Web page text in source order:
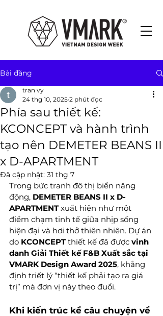
Bài đăng
Phía sau thiết kế:
KCONCEPT và hành trình
tạo nên DEMETER BEANS II
x D-APARTMENT
tran vy
24 thg 10, 2025 2 phút đọc
Đã cập nhật: 31 thg 7
Trong bức tranh đô thị biển năng
động, DEMETER BEANS II x D-
APARTMENT xuất hiện như một
điểm chạm tinh tế giữa nhịp sống
hiện đại và hơi thở thiên nhiên. Dự án
do KCONCEPT thiết kế đã được vinh
danh Giải Thiết kế F&B Xuất sắc tại
VMARK Design Award 2025, khẳng
định triết lý “thiết kế phải tạo ra giá
trị” mà đơn vị này theo đuổi.
Khi kiến trúc kể câu chuyện về